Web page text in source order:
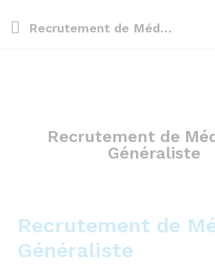
Recrutement de Médecins Généraliste
Recrutement de
Généraliste
Recrutement de
Généraliste